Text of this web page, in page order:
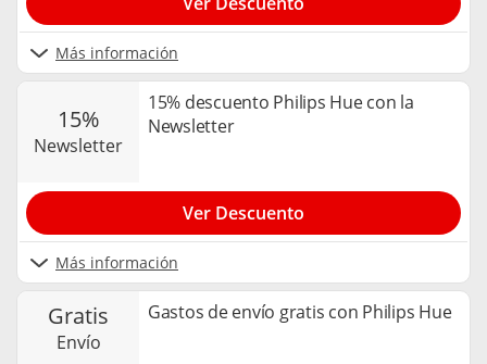
Más información
15%
newsletter
15% descuento Philips Hue con la
Newsletter
Más información
Ver Descuento
gratis
envío
Gastos de envío gratis con Philips Hue